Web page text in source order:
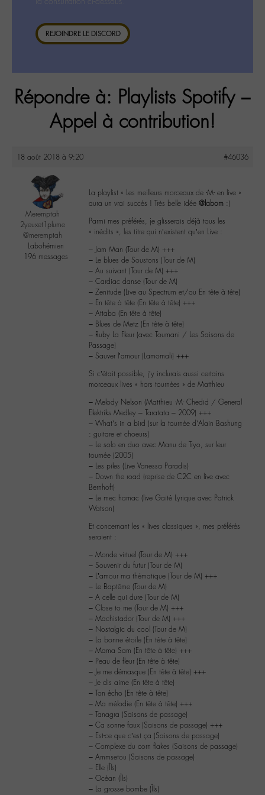
REJOINDRE LE DISCORD
Répondre à: Playlists Spotify –
Appel à contribution!
18 août 2018 à 9:20 #46036
Meremptah
2yeuxet1plume
@meremptah
Labohémien
196 messages
La playlist « Les meilleurs morceaux de -M- en live »
aura un vrai succès ! Très belle idée @labom :)
Parmi mes préférés, je glisserais déjà tous les
« inédits », les titre qui n’existent qu’en Live :
– Jam Man (Tour de M) +++
– Le blues de Soustons (Tour de M)
– Au suivant (Tour de M) +++
– Cardiac danse (Tour de M)
– Zenitude (Live au Spectrum et/ou En tête à tête)
– En tête à tête (En tête à tête) +++
– Attaba (En tête à tête)
– Blues de Metz (En tête à tête)
– Ruby La Fleur (avec Toumani / Les Saisons de
Passage)
– Sauver l’amour (Lamomali) +++
Si c’était possible, j’y inclurais aussi certains
morceaux lives « hors tournées » de Matthieu
– Melody Nelson (Matthieu -M- Chedid / General
Elektriks Medley – Taratata – 2009) +++
– What’s in a bird (sur la tournée d’Alain Bashung
: guitare et choeurs)
– Le solo en duo avec Manu de Tryo, sur leur
tournée (2005)
– Les piles (Live Vanessa Paradis)
– Down the road (reprise de C2C en live avec
Bernhoft)
– Le mec hamac (live Gaité Lyrique avec Patrick
Watson)
Et concernant les « lives classiques », mes préférés
seraient :
– Monde virtuel (Tour de M) +++
– Souvenir du futur (Tour de M)
– L’amour ma thématique (Tour de M) +++
– Le Baptême (Tour de M)
– A celle qui dure (Tour de M)
– Close to me (Tour de M) +++
– Machistador (Tour de M) +++
– Nostalgic du cool (Tour de M)
– La bonne étoile (En tête à tête)
– Mama Sam (En tête à tête) +++
– Peau de fleur (En tête à tête)
– Je me démasque (En tête à tête) +++
– Je dis aime (En tête à tête)
– Ton écho (En tête à tête)
– Ma mélodie (En tête à tête) +++
– Tanagra (Saisons de passage)
– Ca sonne faux (Saisons de passage) +++
– Est-ce que c’est ça (Saisons de passage)
– Complexe du corn flakes (Saisons de passage)
– Ammsetou (Saisons de passage)
– Elle (Îls)
– Océan (Îls)
– La grosse bombe (Îls)